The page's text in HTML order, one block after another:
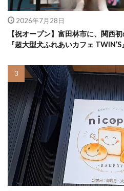
2026年7月28日
【祝オープン】富田林市に、関西
『超大型犬ふれあいカフェ TWIN’S